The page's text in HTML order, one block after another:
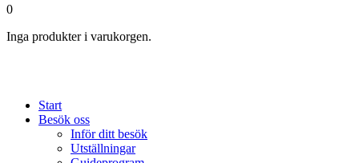
0
Inga produkter i varukorgen.
Start
Besök oss
Inför ditt besök
Utställningar